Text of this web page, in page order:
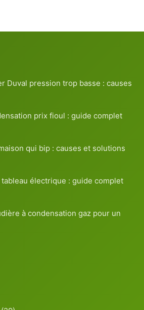
Duval pression trop basse : causes
prix fioul : guide complet
qui bip : causes et solutions
tableau électrique : guide complet
à condensation gaz pour un